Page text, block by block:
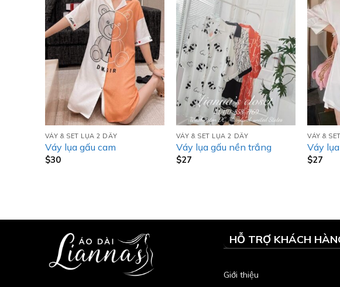
VÁY & SET LỤA 2 DÂY
Váy lụa gấu cam
$30
VÁY & SET LỤA 2 DÂY
Váy lụa gấu nền trắng
$27
VÁY &
Váy
$27
HỖ TRỢ KHÁCH
Giới thiệu